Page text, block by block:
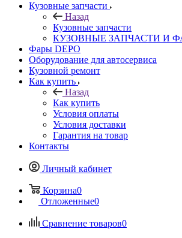
Кузовные запчасти
Назад
Кузовные запчасти
КУЗОВНЫЕ ЗАПЧАСТИ И
Фары DEPO
Оборудование для автосервиса
Кузовной ремонт
Как купить
Назад
Как купить
Условия оплаты
Условия доставки
Гарантия на товар
Контакты
Личный кабинет
Корзина0
Отложенные0
Сравнение товаров0